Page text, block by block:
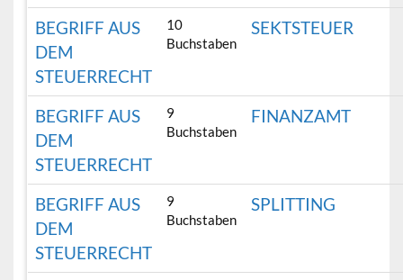
BEGRIFF AUS
DEM
STEUERRECHT
10
Buchstaben
SEKTSTEUER
BEGRIFF AUS
DEM
STEUERRECHT
9
Buchstaben
FINANZAMT
BEGRIFF AUS
DEM
STEUERRECHT
9
Buchstaben
SPLITTING